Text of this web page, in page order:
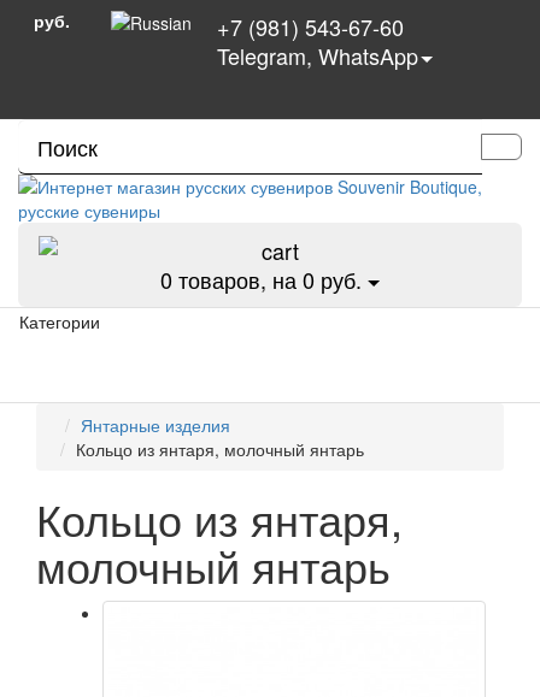
руб.
+7 (981) 543-67-60
Telegram, WhatsApp
0товаров, на 0 руб.
Категории
Янтарные изделия
Кольцо из янтаря, молочный янтарь
Кольцо из янтаря,
молочный янтарь